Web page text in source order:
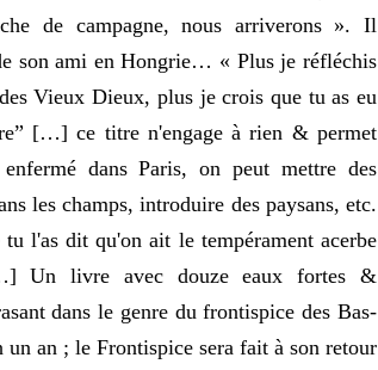
de campagne, nous arriverons ». Il
son ami en Hongrie… « Plus je réfléchis
Vieux Dieux, plus je crois que tu as eu
[…] ce titre n'engage à rien & permet
dans Paris, on peut mettre des
les champs, introduire des paysans, etc.
l'as dit qu'on ait le tempérament acerbe
Un livre avec douze eaux fortes &
dans le genre du frontispice des Bas-
an ; le Frontispice sera fait à son retour